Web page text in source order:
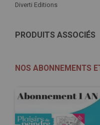
Diverti Editions
PRODUITS ASSOCIÉS
NOS ABONNEMENTS